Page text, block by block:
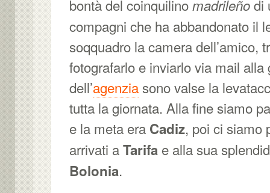
bontà del coinquilinomadrileñodi
compagni che ha abbandonato il
soqquadro la camera dell’amico,
fotografarlo e inviarlo via mail alla
dell’agenzia sono valse la
tutta la giornata. Alla fine siamo
e la meta era Cadiz, poi ci siamo
arrivati aTarifa e alla sua
Bolonia.